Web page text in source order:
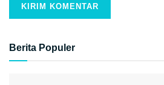
Berita Populer